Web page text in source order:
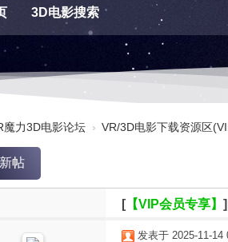
3D电影搜索
魔力3D电影论坛 › VR/3D电影下载资源区
帖
[【VIP会员专享】 ]
发表于 2025-11-14